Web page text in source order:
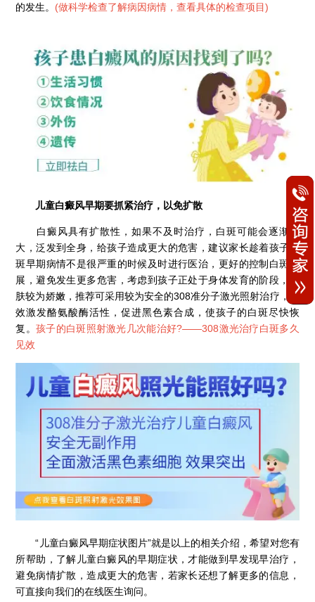
的发生。 (做科学检查了解病因病情，查看具体的检查项目)
儿童白癜风早期要抓紧治疗，以免扩散
白癜风具有扩散性，如果不及时治疗，白斑可能会逐渐扩
大，泛发到全身，给孩子造成更大的危害，建议家长趁着孩子白
斑早期病情不是很严重的时候及时进行医治，更好的控制白斑发
展，避免发生更多危害，考虑到孩子正处于身体发育的阶段，皮
肤较为娇嫩，推荐可采用较为安全的308准分子激光照射治疗，有
效激发酪氨酸酶活性，促进黑色素合成，使孩子的白斑尽快恢
复。孩子的白斑照射激光几次能治好?——308激光治疗白斑多久
见效
“儿童白癜风早期症状图片”就是以上的相关介绍，希望对您有
所帮助，了解儿童白癜风的早期症状，才能做到早发现早治疗，
避免病情扩散，造成更大的危害，若家长还想了解更多的信息，
可直接向我们的在线医生询问。
石家庄专治白斑医院
白癜风单药遇瓶颈怎么办 -芦可替尼联合光疗，让难治部位"跟上来"
进口芦可替尼临床公益招募50名——石家庄远大第5届青少年白癜风复色夏令营启动
肚子上有几块白色斑块怎么治